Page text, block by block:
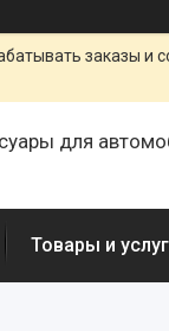
заказы и
для
Товары и